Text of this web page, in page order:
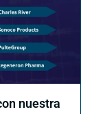
nuestra